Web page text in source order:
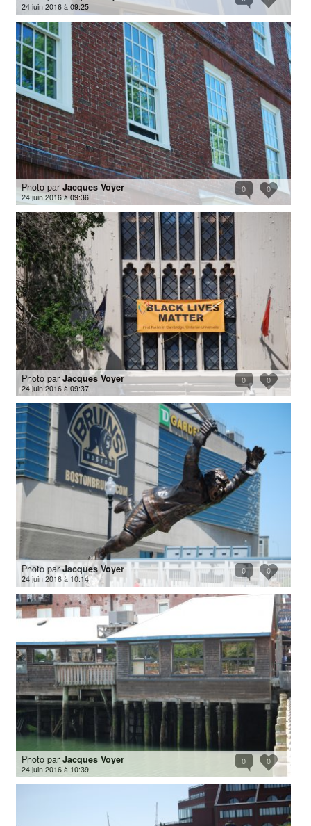
24 juin 2016 à 09:25
0
0
Photo par Jacques Voyer
24 juin 2016 à 09:36
0
0
Photo par Jacques Voyer
24 juin 2016 à 09:37
0
0
Photo parJacques Voyer
24 juin 2016 à 10:14
0
0
Photo par Jacques Voyer
24 juin 2016 à 10:39